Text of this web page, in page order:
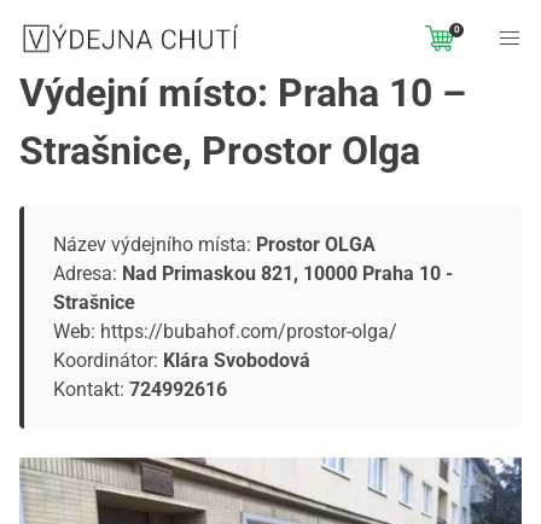
0
Výdejní místo: Praha 10 –
Strašnice, Prostor Olga
Název výdejního místa: Prostor OLGA
Adresa: Nad Primaskou 821, 10000 Praha 10 -
Strašnice
Web: https://bubahof.com/prostor-olga/
Koordinátor: Klára Svobodová
Kontakt: 724992616